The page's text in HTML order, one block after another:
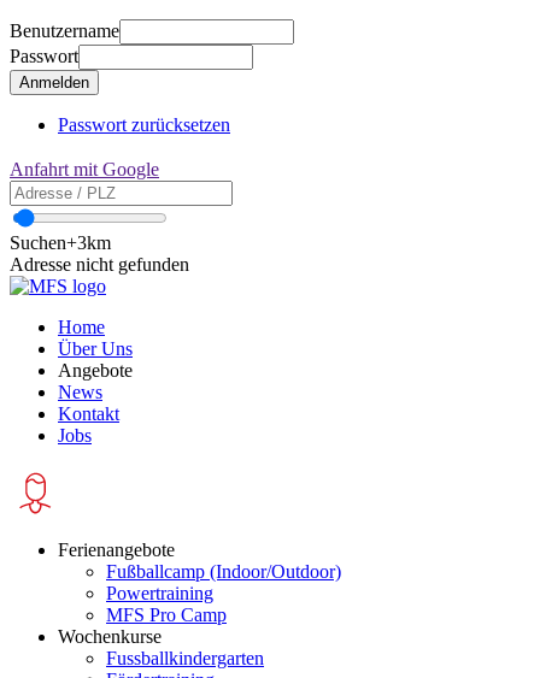
Benutzername
Passwort
Passwort zurücksetzen
Anfahrt mit Google
Suchen+3km
Adresse nicht gefunden
Home
Über Uns
Angebote
News
Kontakt
Jobs
Ferienangebote
Fußballcamp (Indoor/Outdoor)
Powertraining
MFS Pro Camp
Wochenkurse
Fussballkindergarten